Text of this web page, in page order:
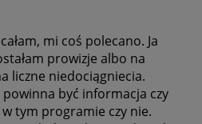
mi coś polecano. Ja
prowizje albo na
liczne niedociągniecia.
być informacja czy
tym programie czy nie.